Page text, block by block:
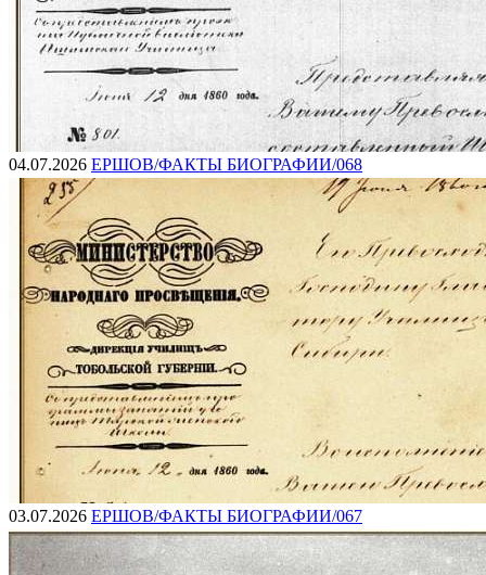
04.07.2026 ЕРШОВ/ФАКТЫ БИОГРАФИИ/068
03.07.2026 ЕРШОВ/ФАКТЫ БИОГРАФИИ/067